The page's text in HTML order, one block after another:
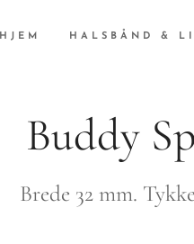
HJEM HALSBÅND &
Buddy
Brede 32 mm.